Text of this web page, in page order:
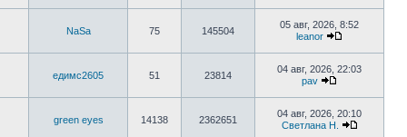
к
NaSa 75 145504
05 авг, 2026, 8:52
leanor
к
последнему
едимс2605 51 23814
04 авг, 2026, 22:03
pav
к
последнему
сообщению
green eyes 14138 2362651
04 авг, 2026, 20:10
Светлана Н.